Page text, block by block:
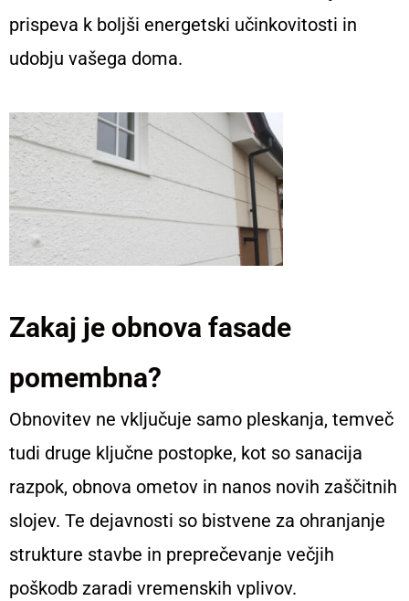
prispeva k boljši energetski učinkovitosti in
udobju vašega doma.
Zakaj je obnova fasade
pomembna?
Obnovitev ne vključuje samo pleskanja, temveč
tudi druge ključne postopke, kot so sanacija
razpok, obnova ometov in nanos novih zaščitnih
slojev. Te dejavnosti so bistvene za ohranjanje
strukture stavbe in preprečevanje večjih
poškodb zaradi vremenskih vplivov.